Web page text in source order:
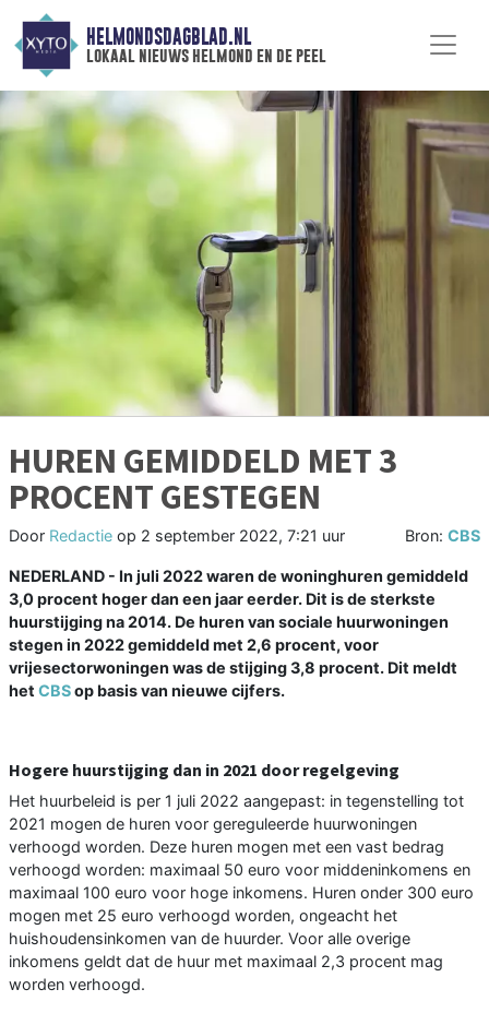
HELMONDSDAGBLAD.NL
lokaal nieuws helmond en de peel
HUREN GEMIDDELD MET 3
PROCENT GESTEGEN
Door Redactie op 2 september 2022, 7:21 uur Bron: CBS
NEDERLAND - In juli 2022 waren de woninghuren gemiddeld
3,0 procent hoger dan een jaar eerder. Dit is de sterkste
huurstijging na 2014. De huren van sociale huurwoningen
stegen in 2022 gemiddeld met 2,6 procent, voor
vrijesectorwoningen was de stijging 3,8 procent. Dit meldt
het CBSop basis van nieuwe cijfers.
Hogere huurstijging dan in 2021 door regelgeving
Het huurbeleid is per 1 juli 2022 aangepast: in tegenstelling tot
2021 mogen de huren voor gereguleerde huurwoningen
verhoogd worden. Deze huren mogen met een vast bedrag
verhoogd worden: maximaal 50 euro voor middeninkomens en
maximaal 100 euro voor hoge inkomens. Huren onder 300 euro
mogen met 25 euro verhoogd worden, ongeacht het
huishoudensinkomen van de huurder. Voor alle overige
inkomens geldt dat de huur met maximaal 2,3 procent mag
worden verhoogd.